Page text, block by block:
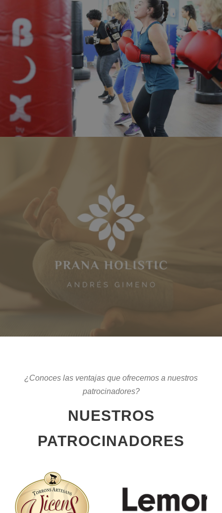
CLUB FITNESS
Un equipado gimnasio para mejorar tu forma física,
gran variedad de actividades dirigidas, piscina en
verano y nuestros entrenadores personales.
PRANA HOLISTIC
Equilibra cuerpo y mente en Prana Holistic.
Nuestros terapeutas te guiarán hacia la sanación
preparadas para ti.
¿Conoces las ventajas que ofrecemos a nuestros
patrocinadores?
NUESTROS
PATROCINADORES